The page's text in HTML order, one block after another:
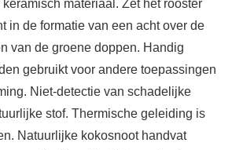
materiaal. Zet het rooster
in de formatie van een acht over de
van de groene doppen. Handig
gebruikt voor andere toepassingen
Niet-detectie van schadelijke
stof. Thermische geleiding is
Natuurlijke kokosnoot handvat